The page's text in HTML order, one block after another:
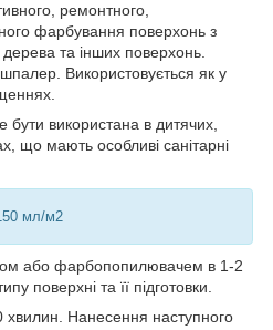
ремонтного,
фарбування поверхонь з
дерева та інших поверхонь.
Використовується як у
використана в дитячих,
що мають особливі санітарні
мл/м2
або фарбопопилювачем в 1-2
поверхні та її підготовки.
хвилин. Нанесення наступного